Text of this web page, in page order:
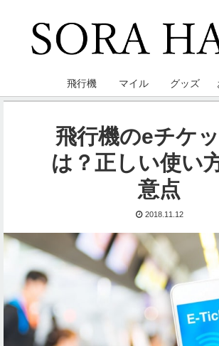
飛行機 マイル グッズ
飛行機のeチケ
は？正しい使い
意点
2018.11.12